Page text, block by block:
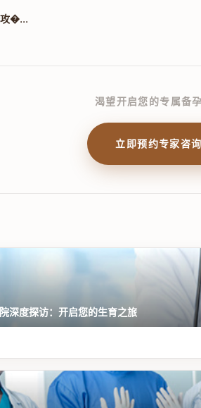
攻�...
渴望开启您的专属备
立即预约专家咨
深度探访：开启您的生育之旅